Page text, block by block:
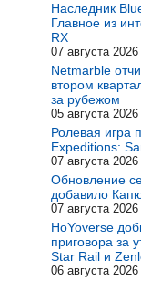
Наследник
Главное из
RX
07 августа 2026
Netmarble
втором
за рубежом
05 августа 2026
Ролевая игра
Expeditions:
07 августа 2026
Обновление
добавило
07 августа 2026
HoYoverse
приговора за
Star Rail и
06 августа 2026